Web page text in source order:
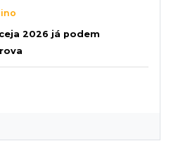
2026 já podem